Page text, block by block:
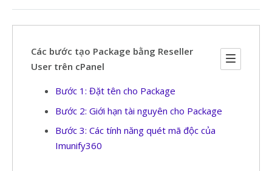
Các bước tạo Package bằng Reseller
User trên cPanel
Bước 1: Đặt tên cho Package
Bước 2: Giới hạn tài nguyên cho Package
Bước 3: Các tính năng quét mã độc của
Imunify360